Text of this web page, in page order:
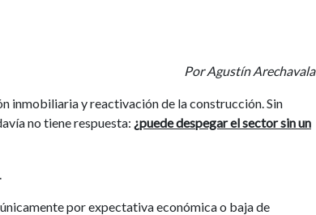
Por Agustín Arechavala
inmobiliaria y reactivación de la construcción. Sin
no tiene respuesta: ¿puede despegar el sector sin un
.
por expectativa económica o baja de